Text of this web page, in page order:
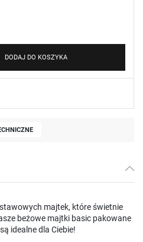
DODAJ DO KOSZYKA
majtek, które świetnie
beżowe majtki basic pakowane
idealne dla Ciebie!